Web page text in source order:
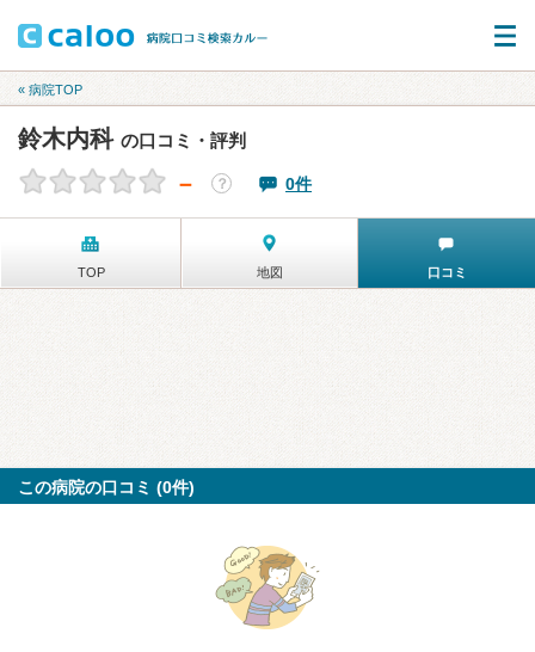
« 病院TOP
鈴木内科 の口コミ・評判
－ ？ 0件
TOP 地図 口コミ
この病院の口コミ (0件)